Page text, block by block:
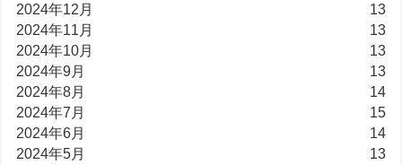
2024年12月
13
2024年11月
13
2024年10月
13
2024年9月
13
2024年8月
14
2024年7月
15
2024年6月
14
2024年5月
13